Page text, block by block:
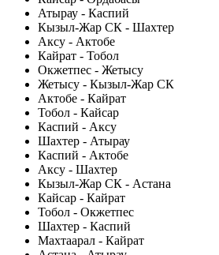
Атырау - Каспий
Кызыл-Жар СК - Шахтер
Аксу - Актобе
Кайрат - Тобол
Окжетпес - Жетысу
Жетысу - Кызыл-Жар СК
Актобе - Кайрат
Тобол - Кайсар
Каспий - Аксу
Шахтер - Атырау
Каспий - Актобе
Аксу - Шахтер
Кызыл-Жар СК - Астана
Кайсар - Кайрат
Тобол - Окжетпес
Шахтер - Каспий
Махтаарал - Кайрат